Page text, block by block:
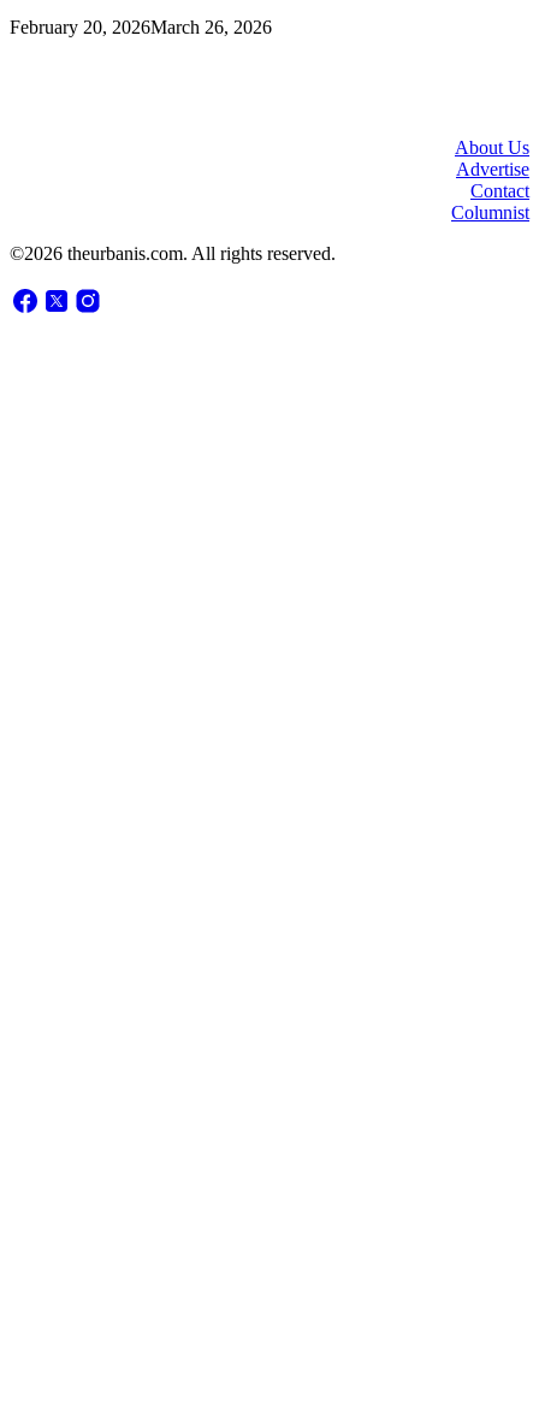
February 20, 2026March 26, 2026
About Us
Advertise
Contact
Columnist
©2026 theurbanis.com. All rights reserved.